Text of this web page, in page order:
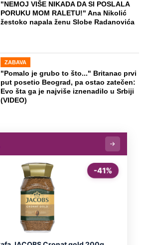
"NEMOJ VIŠE NIKADA DA SI POSLALA
PORUKU MOM RALETU!" Ana Nikolić
žestoko napala ženu Slobe Radanovića
ZABAVA
"Pomalo je grubo to što..." Britanac prvi
put posetio Beograd, pa ostao zatečen:
Evo šta ga je najviše iznenadilo u Srbiji
(VIDEO)